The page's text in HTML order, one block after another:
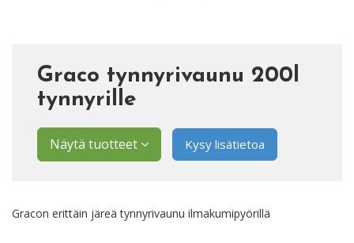
Graco tynnyrivaunu 200l
tynnyrille
Näytä tuotteet Kysy lisätietoa
Gracon erittäin järeä tynnyrivaunu ilmakumipyörillä